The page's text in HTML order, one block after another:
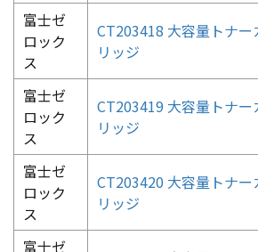
富士ゼ
ロック
ス
CT203418 大容量トナー
リッジ
富士ゼ
ロック
ス
CT203419 大容量トナー
リッジ
富士ゼ
ロック
ス
CT203420 大容量トナー
リッジ
富士ゼ